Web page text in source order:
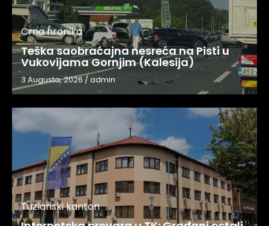
Crna hronika
Teška saobraćajna nesreća na Pisti u
Vukovijama Gornjim (Kalesija)
3 Augusta, 2026/admin
Tuzlanski kanton